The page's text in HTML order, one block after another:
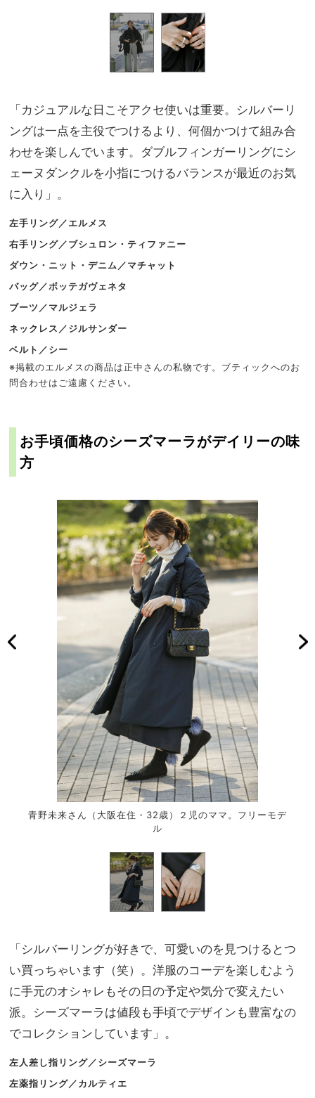
「カジュアルな日こそアクセ使いは重要。シルバーリ
ングは一点を主役でつけるより、何個かつけて組み合
わせを楽しんでいます。ダブルフィンガーリングにシ
ェーヌダンクルを小指につけるバランスが最近のお気
に入り」。
左手リング／エルメス
右手リング／ブシュロン・ティファニー
ダウン・ニット・デニム／マチャット
バッグ／ボッテガヴェネタ
ブーツ／マルジェラ
ネックレス／ジルサンダー
ベルト／シー
※掲載のエルメスの商品は正中さんの私物です。ブティックへのお
問合わせはご遠慮ください。
お手頃価格のシーズマーラがデイリーの味
方
青野未来さん（大阪在住・32歳）２児のママ。フリーモデ
ル
「シルバーリングが好きで、可愛いのを見つけるとつ
い買っちゃいます（笑）。洋服のコーデを楽しむよう
に手元のオシャレもその日の予定や気分で変えたい
派。シーズマーラは値段も手頃でデザインも豊富なの
でコレクションしています」。
左人差し指リング／シーズマーラ
左薬指リング／カルティエ